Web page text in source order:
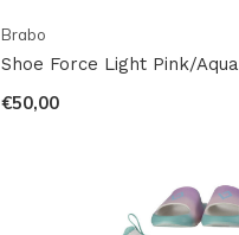
Brabo
Shoe Force Light Pink/Aqua
€50,00